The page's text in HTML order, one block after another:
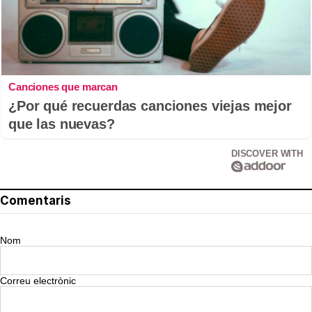
Canciones que marcan
¿Por qué recuerdas canciones viejas mejor
que las nuevas?
DISCOVER WITH
Comentaris
Nom
Correu electrònic